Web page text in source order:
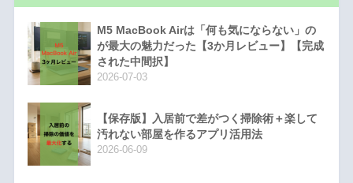
M5 MacBook Airは「何も気にならない」の
が最大の魅力だった【3か月レビュー】【完成
された中間択】
2026-07-03
【保存版】入居前で差がつく掃除術＋楽して
汚れない部屋を作るアプリ活用法
2026-06-09